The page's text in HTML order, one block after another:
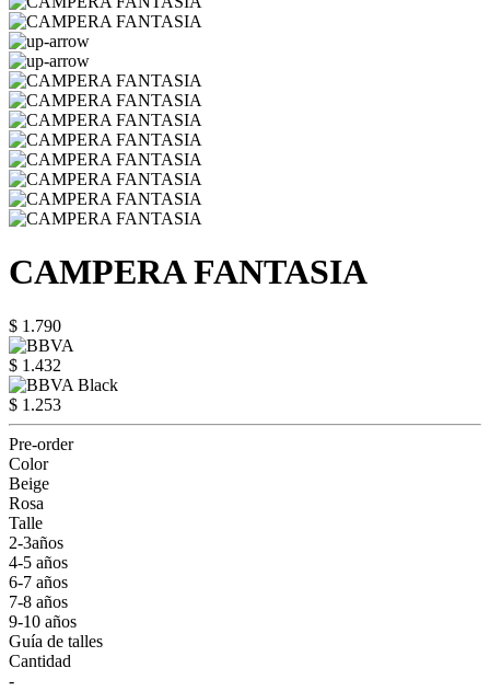
CAMPERA FANTASIA
$ 1.790
$ 1.432
$ 1.253
Pre-order
Color
Beige
Rosa
Talle
2-3años
4-5 años
6-7 años
7-8 años
9-10 años
Guía de talles
Cantidad
-